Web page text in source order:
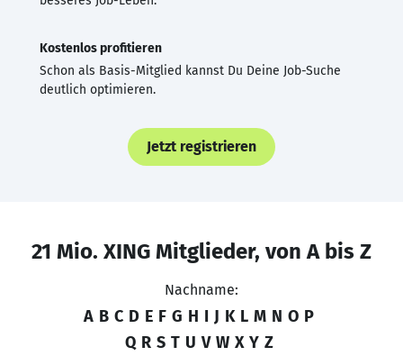
Kostenlos profitieren
Schon als Basis-Mitglied kannst Du Deine Job-Suche
deutlich optimieren.
Jetzt registrieren
21 Mio. XING Mitglieder, von A bis Z
Nachname:
A B C D E F G H I J K L M N O P
Q R S T U V W X Y Z